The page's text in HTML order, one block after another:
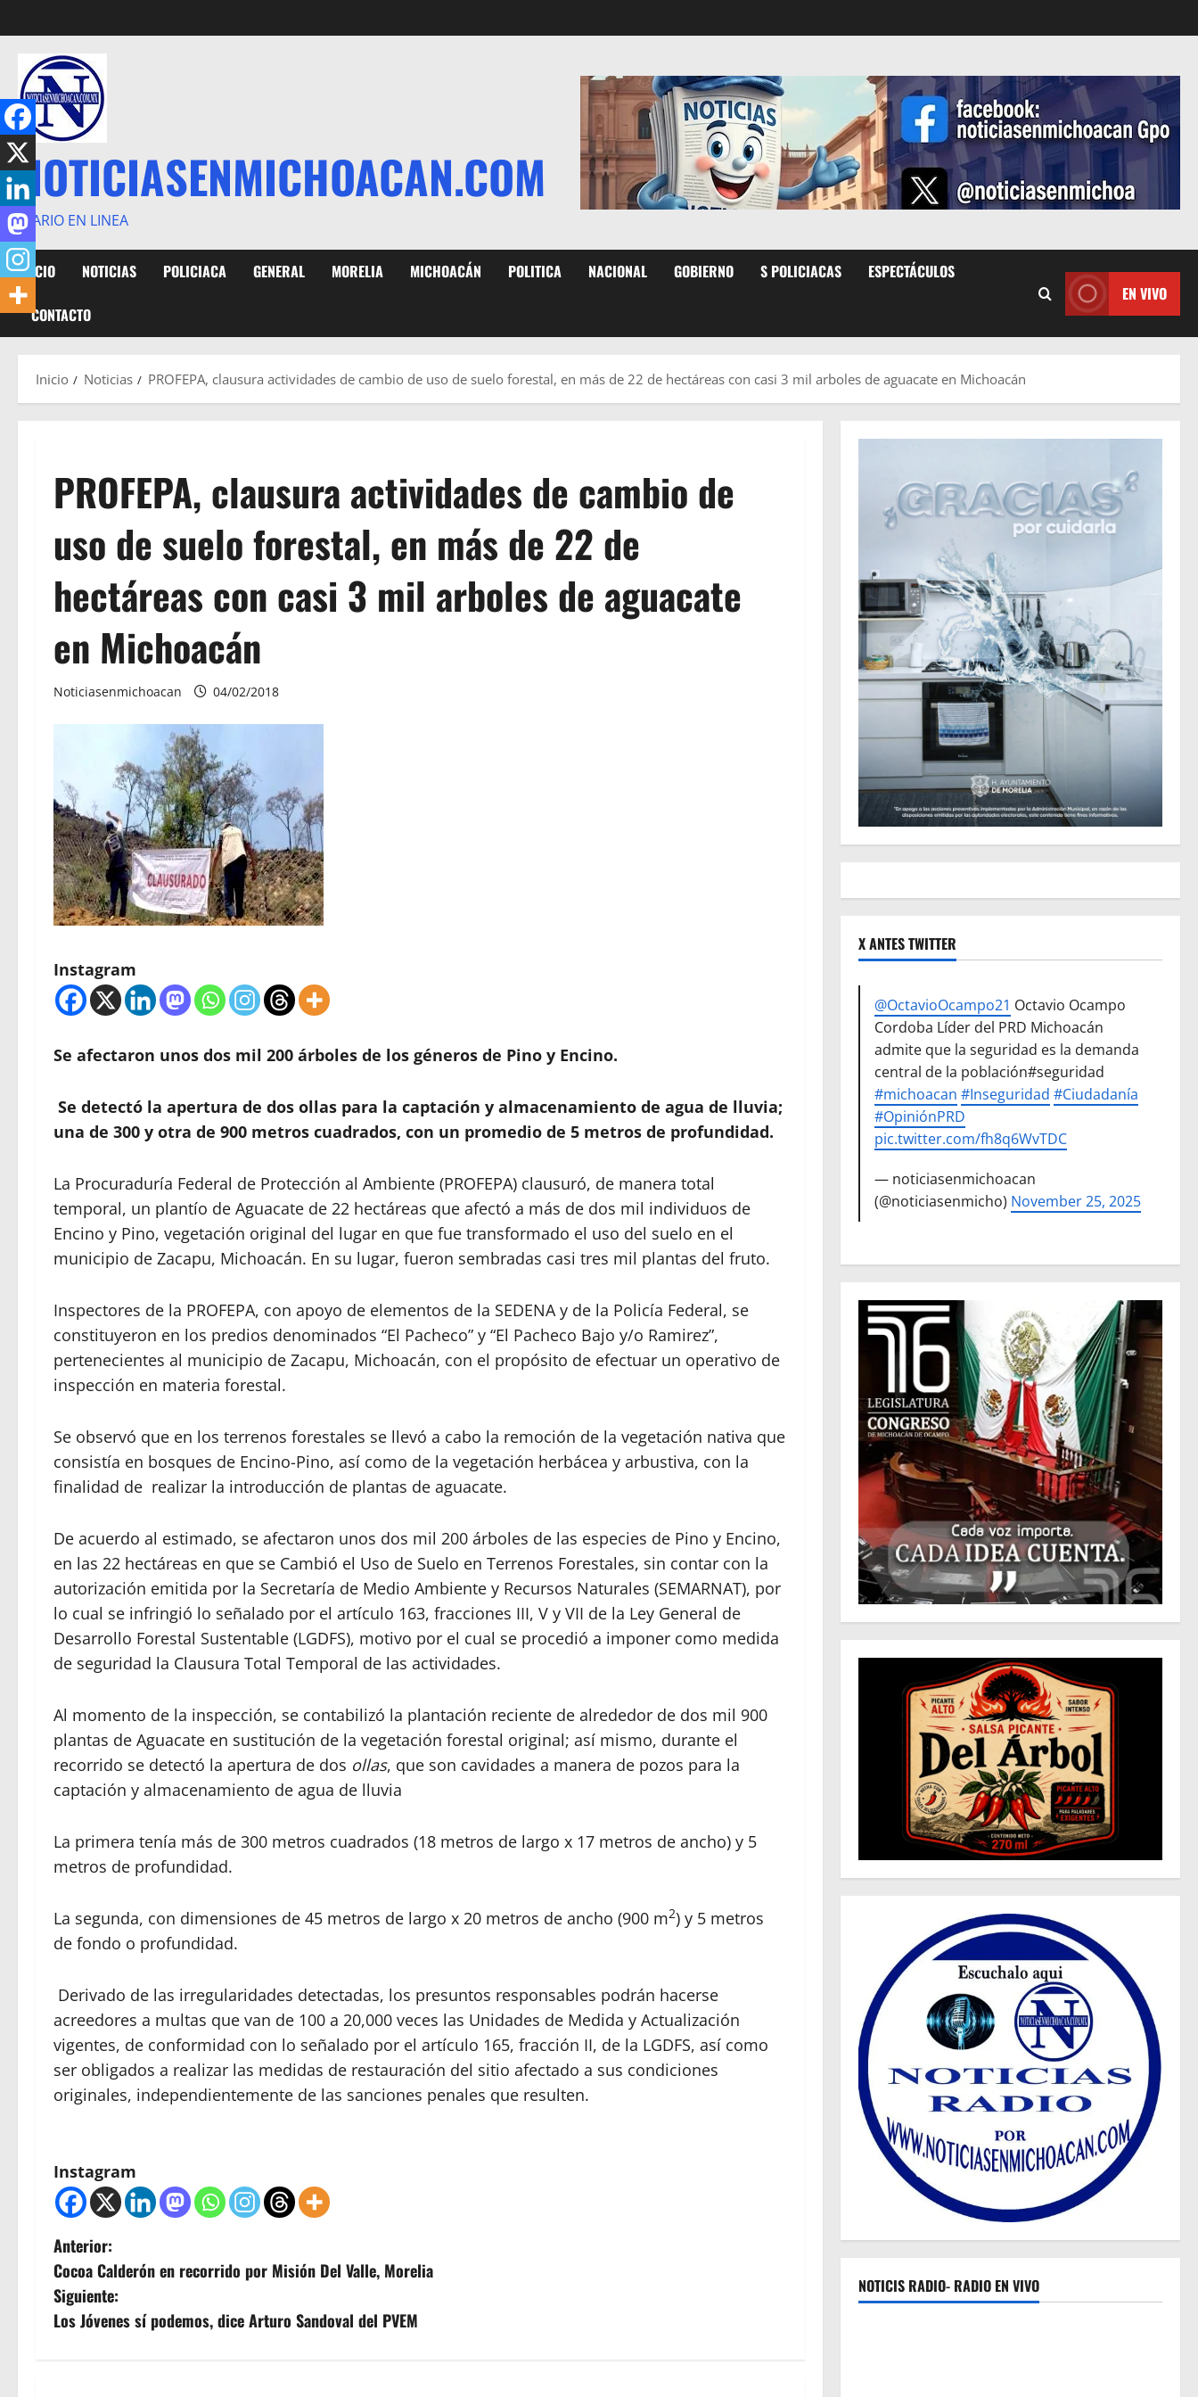
al
contenido
NOTICIASENMICHOACAN.COM
DIARIO EN LINEA
INICIO NOTICIAS POLICIACA GENERAL MORELIA MICHOACÁN POLITICA NACIONAL GOBIERNO S POLICIACAS ESPECTÁCULOS
CONTACTO
EN VIVO
Inicio Noticias PROFEPA, clausura actividades de cambio de uso de suelo forestal, en más de 22 de hectáreas con casi 3 mil arboles de aguacate en Michoacán
PROFEPA, clausura actividades de cambio de
uso de suelo forestal, en más de 22 de
hectáreas con casi 3 mil arboles de aguacate
en Michoacán
Noticiasenmichoacan 04/02/2018
Instagram
Se afectaron unos dos mil 200 árboles de los géneros de Pino y Encino.
Se detectó la apertura de dos ollas para la captación y almacenamiento de agua de lluvia;
una de 300 y otra de 900 metros cuadrados, con un promedio de 5 metros de profundidad.
La Procuraduría Federal de Protección al Ambiente (PROFEPA) clausuró, de manera total
temporal, un plantío de Aguacate de 22 hectáreas que afectó a más de dos mil individuos de
Encino y Pino, vegetación original del lugar en que fue transformado el uso del suelo en el
municipio de Zacapu, Michoacán. En su lugar, fueron sembradas casi tres mil plantas del fruto.
Inspectores de la PROFEPA, con apoyo de elementos de la SEDENA y de la Policía Federal, se
constituyeron en los predios denominados “El Pacheco” y “El Pacheco Bajo y/o Ramirez”,
pertenecientes al municipio de Zacapu, Michoacán, con el propósito de efectuar un operativo de
inspección en materia forestal.
Se observó que en los terrenos forestales se llevó a cabo la remoción de la vegetación nativa que
consistía en bosques de Encino-Pino, así como de la vegetación herbácea y arbustiva, con la
finalidad de realizar la introducción de plantas de aguacate.
De acuerdo al estimado, se afectaron unos dos mil 200 árboles de las especies de Pino y Encino,
en las 22 hectáreas en que se Cambió el Uso de Suelo en Terrenos Forestales, sin contar con la
autorización emitida por la Secretaría de Medio Ambiente y Recursos Naturales (SEMARNAT), por
lo cual se infringió lo señalado por el artículo 163, fracciones III, V y VII de la Ley General de
Desarrollo Forestal Sustentable (LGDFS), motivo por el cual se procedió a imponer como medida
de seguridad la Clausura Total Temporal de las actividades.
Al momento de la inspección, se contabilizó la plantación reciente de alrededor de dos mil 900
plantas de Aguacate en sustitución de la vegetación forestal original; así mismo, durante el
recorrido se detectó la apertura de dos ollas, que son cavidades a manera de pozos para la
captación y almacenamiento de agua de lluvia
La primera tenía más de 300 metros cuadrados (18 metros de largo x 17 metros de ancho) y 5
metros de profundidad.
La segunda, con dimensiones de 45 metros de largo x 20 metros de ancho (900 m2) y 5 metros
de fondo o profundidad.
Derivado de las irregularidades detectadas, los presuntos responsables podrán hacerse
acreedores a multas que van de 100 a 20,000 veces las Unidades de Medida y Actualización
vigentes, de conformidad con lo señalado por el artículo 165, fracción II, de la LGDFS, así como
ser obligados a realizar las medidas de restauración del sitio afectado a sus condiciones
originales, independientemente de las sanciones penales que resulten.
Instagram
N
a
v
Anterior:
Cocoa Calderón en recorrido por Misión Del Valle, Morelia
Siguiente:
Los Jóvenes sí podemos, dice Arturo Sandoval del PVEM
X ANTES TWITTER
@OctavioOcampo21 Octavio Ocampo
Cordoba Líder del PRD Michoacán
admite que la seguridad es la demanda
central de la población#seguridad
#michoacan #Inseguridad #Ciudadanía
#OpiniónPRD
pic.twitter.com/fh8q6WvTDC
— noticiasenmichoacan
(@noticiasenmicho) November 25, 2025
NOTICIS RADIO- RADIO EN VIVO